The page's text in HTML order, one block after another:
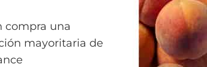
compra una
mayoritaria de